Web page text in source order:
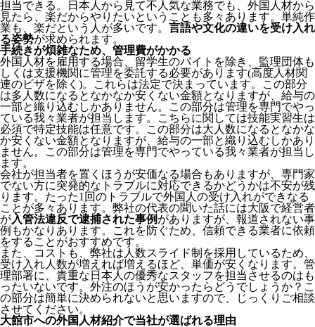
担当できる。日本人から見て不人気な業務でも、外国人材から
見たら、楽だからやりたいということも多々あります。単純作
業も、楽だという人が多いです。 言語や文化の違いを受け入れ
る姿勢が求められます。
手続きが煩雑なため、管理費がかかる
外国人材を雇用する場合、留学生のバイトを除き、 監理団体も
しくは支援機関に管理を委託する必要があります(高度人材関
連のビザを除く)。これらは法定で決まっています。この部分
は多人数になるとなかなか安くない金額となりますが、給与の
一部と織り込むしかありません。この部分は管理を専門でやっ
ている我々業者が担当します。こちらに関しては技能実習生は
必須で特定技能は任意です。この部分は大人数になるとなかな
か安くない金額となりますが、給与の一部と織り込むしかあり
ません。この部分は管理を専門でやっている我々業者が担当し
ます。
会社が担当者を置くほうが安価なる場合もありますが、専門家
でない方に突発的なトラブルに対応できるかどうかは不安が残
ります。たった1回のトラブルで外国人の受け入れができなる
ことが多々あります。弊社の代表の聞いた話には大阪で経営者
が入管法違反で逮捕された事例 がありますが、報道されない事
例もかなりあります。これを防ぐため、信頼できる業者に依頼
をすることがおすすめです。
また、コストも、弊社は人数スライド制を採用しているため、
受け入れ人数が増えれば増えるほど、単価が安くなります。管
理部署に、貴重な日本人の優秀なスタッフを担当させるのはも
ったいないです。外注のほうが安かったらどうでしょうか？こ
の部分は簡単に決められないと思いますので、じっくりご相談
させてください。
大館市への外国人材紹介で当社が選ばれる理由